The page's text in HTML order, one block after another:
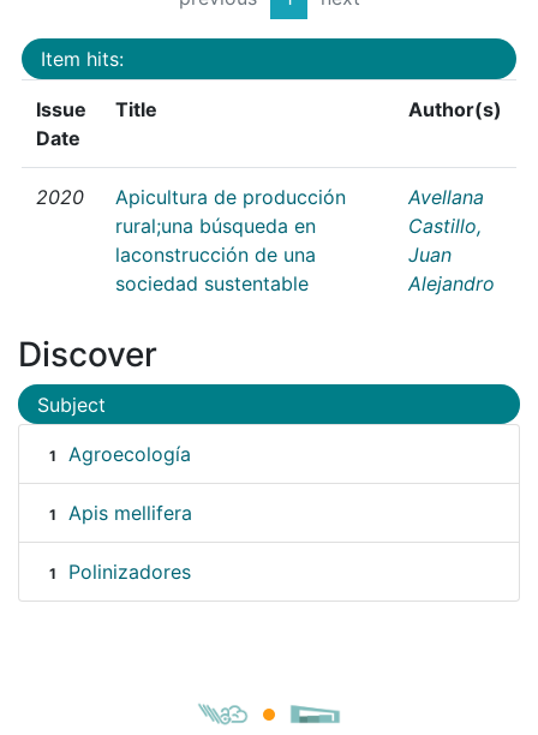
Item hits:
Issue
Date
Title Author(s)
2020
Apicultura de producción
rural;una búsqueda en
laconstrucción de una
sociedad sustentable
Avellana
Castillo,
Juan
Alejandro
Discover
Subject
1 Agroecología
1 Apis mellifera
1 Polinizadores